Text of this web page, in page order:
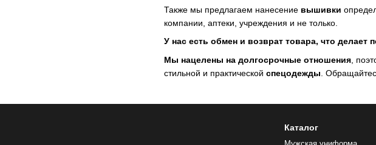
Также мы предлагаем нанесение вышивки
компании, аптеки, учреждения и не только.
У нас есть обмен и возврат товара, что
Мы нацелены на долгосрочные отношения ,
стильной и практической спецодежды .
Каталог